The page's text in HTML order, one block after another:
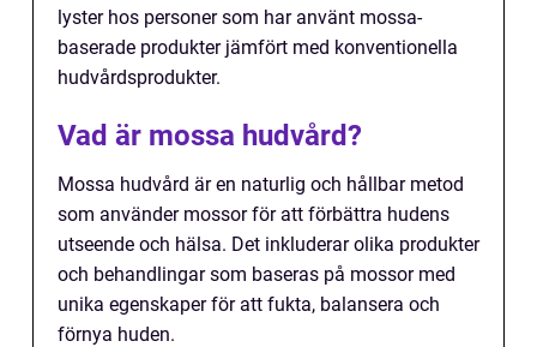
lyster hos personer som har använt mossa-
baserade produkter jämfört med konventionella
hudvårdsprodukter.
Vad är mossa hudvård?
Mossa hudvård är en naturlig och hållbar metod
som använder mossor för att förbättra hudens
utseende och hälsa. Det inkluderar olika produkter
och behandlingar som baseras på mossor med
unika egenskaper för att fukta, balansera och
förnya huden.